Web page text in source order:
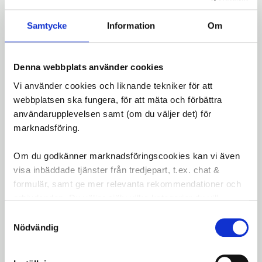
Samtycke Information Om
Denna webbplats använder cookies
Vi använder cookies och liknande tekniker för att
webbplatsen ska fungera, för att mäta och förbättra
användarupplevelsen samt (om du väljer det) för
marknadsföring.
Om du godkänner marknadsföringscookies kan vi även
visa inbäddade tjänster från tredjepart, t.ex. chat &
formulär, samt ge mer relevanta rekommendationer och
Nödvändig
alla väderförhållanden.
Specifikationer:
långsamt blinkande
Batteritid: Upp till 100 timmar i blinkande
lägen
Synlighet:Bred ljuskägla med sidosikt
Vikt:26 g per lampa
mm
Drivning:2 x CR2032-batterier per lampa
Material: Hållbart och vattentåligt legerat
Cateye Orb är en kompakt, pålitlig och stilren